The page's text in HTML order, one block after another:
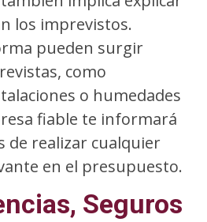
los imprevistos.
pueden surgir
como
o humedades
fiable te informará
de realizar cualquier
en el presupuesto.
Seguros